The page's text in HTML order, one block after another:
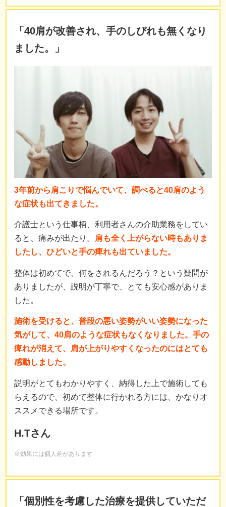
「 40肩が改善され、手のしびれも無くなり
ました。
」
3年前から肩こりで悩んでいて、調べると40肩のよう
な症状も出てきました。
介護士という仕事柄、利用者さんの介助業務をしてい
ると、痛みが出たり。
肩も全く上がらない時もありま
したし、ひどいと手の痺れも出ていました。
整体は初めてで、何をされるんだろう？という疑問が
ありましたが、説明が丁寧で、とても安心感がありま
した。
施術を受けると、普段の悪い姿勢がいい姿勢になった
気がして、40肩のような症状もなくなりました。手の
痺れが消えて、肩が上がりやすくなったのにはとても
感動しました。
説明がとてもわかりやすく、納得した上で施術しても
らえるので、初めて整体に行かれる方には、かなりオ
ススメできる場所です。
H.Tさん
※効果には個人差があります
「個別性を考慮した治療を提供していただ